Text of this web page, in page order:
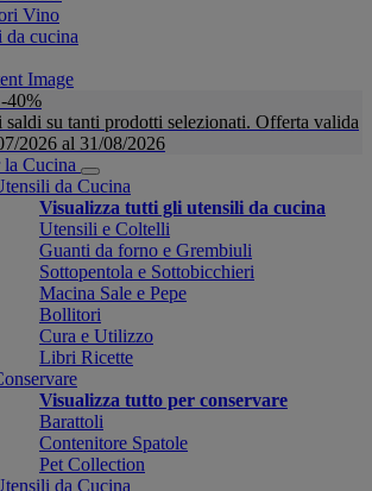
Vino
da cucina
40%
saldi su tanti prodotti selezionati. Offerta valida
2026 al 31/08/2026
la Cucina
da Cucina
Visualizza tutti gli utensili da cucina
Utensili e Coltelli
Guanti da forno e Grembiuli
Sottopentola e Sottobicchieri
Macina Sale e Pepe
Bollitori
Cura e Utilizzo
Libri Ricette
Visualizza tutto per conservare
Barattoli
Contenitore Spatole
Pet Collection
da Cucina